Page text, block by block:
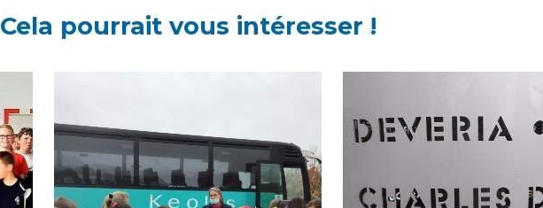
Cela pourrait vous intéresser !